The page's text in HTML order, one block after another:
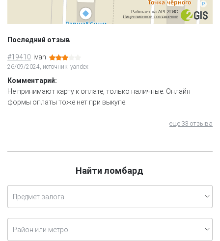
Работает на API 2ГИС
Лицензионное соглашение
Последний отзыв
#19410 ivan
26/09/2024, источник: yandex
Комментарий:
Не принимают карту к оплате, только наличные. Онлайн
формы оплаты тоже нет при выкупе.
еще 33 отзыва
Найти ломбард
Предмет залога
Район или метро